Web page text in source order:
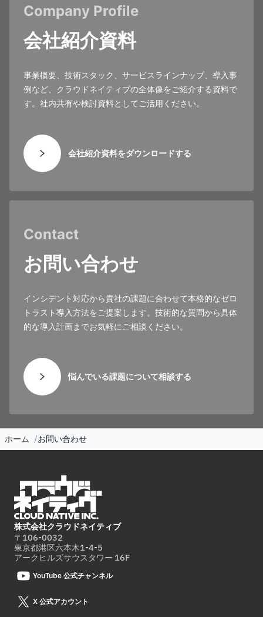
Company Profile
会社紹介資料
事業概要、技術スタック、サービスラインナップ、導入事
例など、クラウドネイティブの全体像をご紹介する資料で
す。社内共有や検討資料としてご活用ください。
会社紹介資料をダウンロードする
Contact
お問い合わせ
インシデント対応から貴社の課題に合わせて本格的なゼロ
トラスト導入方法をご提案します。技術的な質問から具体
的な導入計画までお気軽にご相談ください。
悩んでいる課題について相談する
ホーム お問い合わせ
株式会社クラウドネイティブ
〒106-0032
東京都港区六本木1-4-5
アークヒルズサウスタワー 16F
YouTube 公式チャンネル
X 公式アカウント